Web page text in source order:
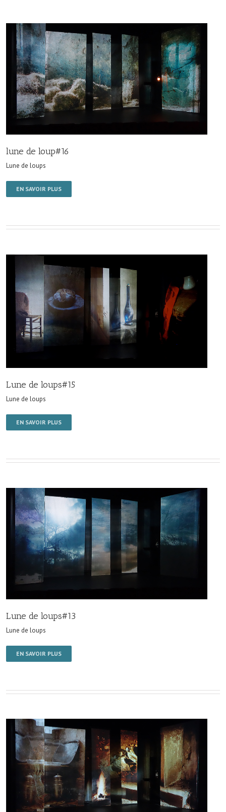
lune de loup#16
Lune de loups
EN SAVOIR PLUS
Lune de loups#15
Lune de loups
EN SAVOIR PLUS
Lune de loups#13
Lune de loups
EN SAVOIR PLUS